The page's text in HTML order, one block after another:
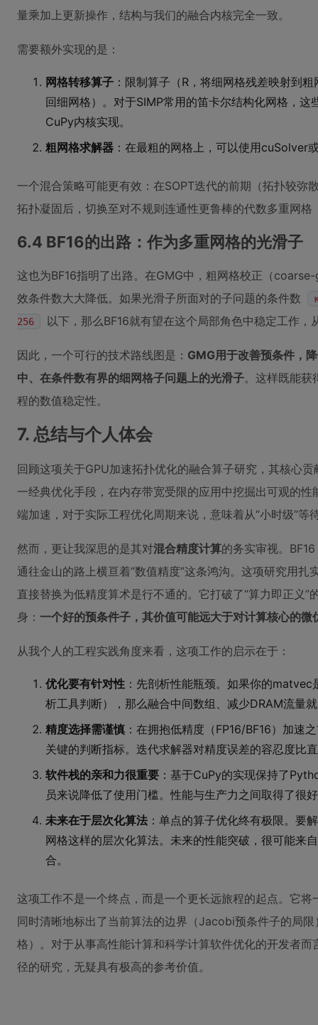
量乘加上更新操作，结构与我们的融合内核完全一致。
需要额外实现的是：
网格转移算子 ：限制算子（R，将细网格残差映射到
回细网格）。对于SIMP常用的笛卡尔结构化网格，
CuPy内核实现。
粗网格求解器 ：在最粗的网格上，可以使用cuSolver
一个混合策略可能更有效：在SOPT迭代的前期（拓扑较弥
拓扑凝固后，切换至对不规则连通性更鲁棒的代数多重网格
6.4 BF16的出路：作为多重网格的光滑子
这也为BF16指明了出路。在GMG中，粗网格校正（
效条件数大大降低。如果光滑子所面对的子问题的条件数
256
以下，那么BF16就有望在这个局部角色中稳定工作
因此，一个可行的技术路线图是： GMG用于改善预条件，
中、在条件数有界的细网格子问题上的光滑子。这样既能获
程的数值稳定性。
7. 总结与个人体会
回顾这项关于GPU加速拓扑优化的融合算子研究，其核心
一经典优化手段，在内存带宽受限的应用中挖掘出可观的
端加速，对于实际工程优化周期来说，意味着从“小时级”等
然而，更让我深思的是其对混合精度计算的务实审视。
通往金山的路上横亘着“数值精度”这条鸿沟。这项研究用
直接替换为低精度算术是行不通的。它打破了“算力即正义
身： 一个好的预条件子，其价值可能远大于对计算核心的微
从我个人的工程实践角度来看，这项工作的启示在于：
优化要有针对性 ：先剖析性能瓶颈。如果你的
析工具判断），那么融合中间数组、减少DRAM流量
精度选择需谨慎 ：在拥抱低精度（FP16/BF16）加速
关键的判断指标。迭代求解器对精度误差的容忍度比
软件栈的亲和力很重要 ：基于CuPy的实现保持了
员来说降低了使用门槛。性能与生产力之间取得了很
未来在于层次化算法 ：单点的算子优化终有极限。要
网格这样的层次化算法。未来的性能突破，很可能来
合。
这项工作不是一个终点，而是一个更长远旅程的起点。它
同时清晰地标出了当前算法的边界（Jacobi预条件子的局
格）。对于从事高性能计算和科学计算软件优化的开发者
径的研究，无疑具有极高的参考价值。